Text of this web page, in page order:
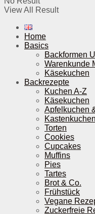
View All Result
Home
Basics
Backformen
Warenkunde
Käsekuchen
Backrezepte
Kuchen A-Z
Käsekuchen
Apfelkuchen
Kastenkuchen
Torten
Cookies
Cupcakes
Muffins
Pies
Tartes
Brot & Co.
Frühstück
Vegane
Zuckerfreie